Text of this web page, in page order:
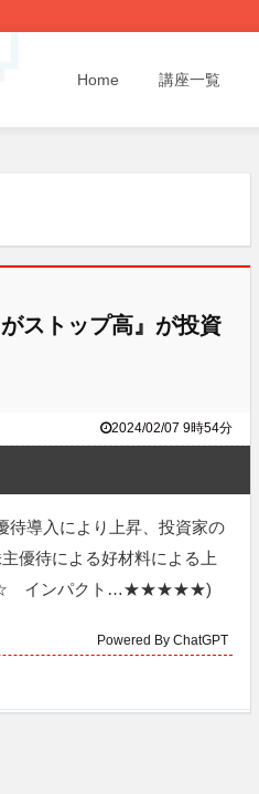
Home 講座一覧
ストップ高』が投資
2024/02/07 9時54分
待導入により上昇、投資家の
優待による好材料による上
インパクト…★★★★★)
Powered By ChatGPT